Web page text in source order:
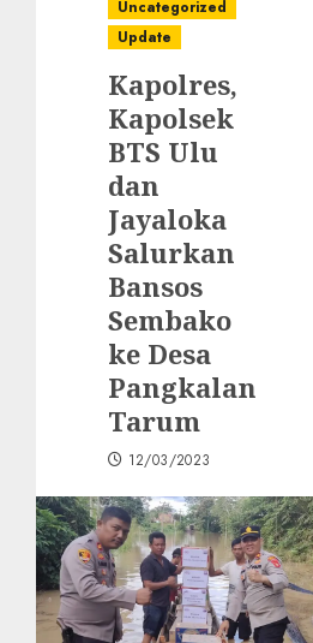
Uncategorized
Update
Kapolres,
Kapolsek
BTS Ulu
dan
Jayaloka
Salurkan
Bansos
Sembako
ke Desa
Pangkalan
Tarum
12/03/2023